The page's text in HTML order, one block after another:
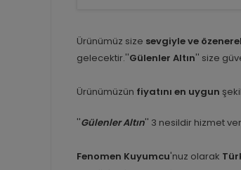
Ürünümüz size sevgiyle ve
gelecektir.''Gülenler Altın'' size
Ürünümüzün fiyatını en uygun
''Gülenler Altın'' 3 nesildir hizmet
Fenomen Kuyumcu'nuz olarak